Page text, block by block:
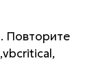
Повторите